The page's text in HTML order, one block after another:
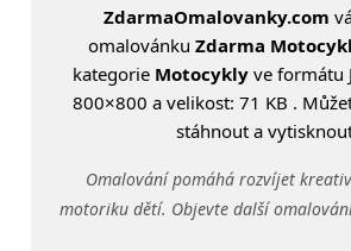
ZdarmaOmalovanky.com
omalovánku Zdarma
kategorie Motocykly ve formátu
800×800 a velikost: 71 KB .
stáhnout a
Omalování pomáhá rozvíjet
motoriku dětí. Objevte další